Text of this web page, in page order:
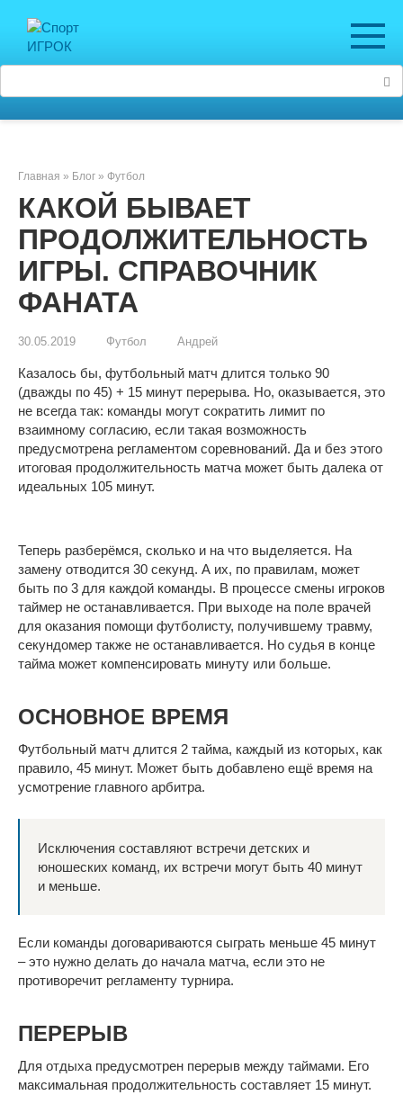
контенту
Главная » Блог » Футбол
КАКОЙ БЫВАЕТ
ПРОДОЛЖИТЕЛЬНОСТЬ
ИГРЫ. СПРАВОЧНИК
ФАНАТА
30.05.2019 Футбол Андрей
Казалось бы, футбольный матч длится только 90
(дважды по 45) + 15 минут перерыва. Но, оказывается, это
не всегда так: команды могут сократить лимит по
взаимному согласию, если такая возможность
предусмотрена регламентом соревнований. Да и без этого
итоговая продолжительность матча может быть далека от
идеальных 105 минут.
Теперь разберёмся, сколько и на что выделяется. На
замену отводится 30 секунд. А их, по правилам, может
быть по 3 для каждой команды. В процессе смены игроков
таймер не останавливается. При выходе на поле врачей
для оказания помощи футболисту, получившему травму,
секундомер также не останавливается. Но судья в конце
тайма может компенсировать минуту или больше.
ОСНОВНОЕ ВРЕМЯ
Футбольный матч длится 2 тайма, каждый из которых, как
правило, 45 минут. Может быть добавлено ещё время на
усмотрение главного арбитра.
Исключения составляют встречи детских и
юношеских команд, их встречи могут быть 40 минут
и меньше.
Если команды договариваются сыграть меньше 45 минут
– это нужно делать до начала матча, если это не
противоречит регламенту турнира.
ПЕРЕРЫВ
Для отдыха предусмотрен перерыв между таймами. Его
максимальная продолжительность составляет 15 минут.